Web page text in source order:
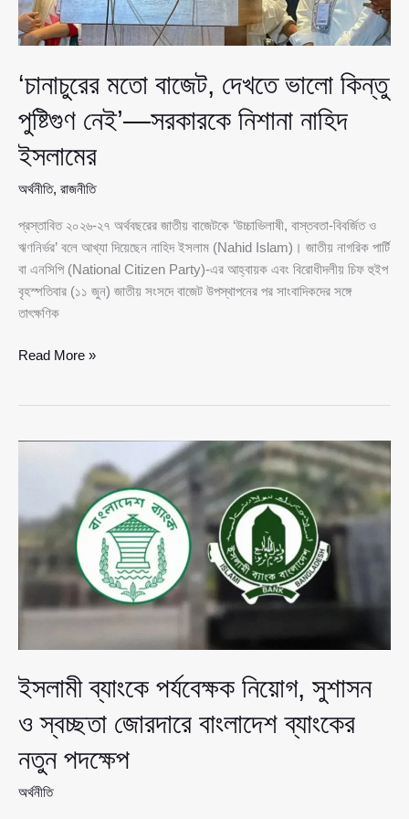
‘চানাচুরের মতো বাজেট, দেখতে ভালো কিন্তু
পুষ্টিগুণ নেই’—সরকারকে নিশানা নাহিদ
ইসলামের
অর্থনীতি, রাজনীতি
প্রস্তাবিত ২০২৬-২৭ অর্থবছরের জাতীয় বাজেটকে ‘উচ্চাভিলাষী, বাস্তবতা-বিবর্জিত ও
ঋণনির্ভর’ বলে আখ্যা দিয়েছেন নাহিদ ইসলাম (Nahid Islam)। জাতীয় নাগরিক পার্টি
বা এনসিপি (National Citizen Party)-এর আহ্বায়ক এবং বিরোধীদলীয় চিফ হুইপ
বৃহস্পতিবার (১১ জুন) জাতীয় সংসদে বাজেট উপস্থাপনের পর সাংবাদিকদের সঙ্গে
তাৎক্ষণিক
‘চানাচুরের
ভালো
সরকারকে
নিশানা
নাহিদ
Read More »
ইসলামী ব্যাংকে পর্যবেক্ষক নিয়োগ, সুশাসন
ও স্বচ্ছতা জোরদারে বাংলাদেশ ব্যাংকের
নতুন পদক্ষেপ
অর্থনীতি